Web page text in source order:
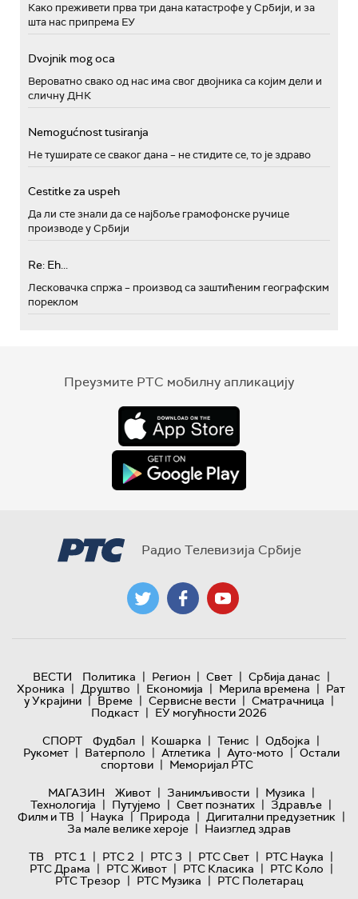
Како преживети прва три дана катастрофе у Србији, и за
шта нас припрема ЕУ
Dvojnik mog oca
Вероватно свако од нас има свог двојника са којим дели и
сличну ДНК
Nemogućnost tusiranja
Не туширате се сваког дана – не стидите се, то је здраво
Cestitke za uspeh
Да ли сте знали да се најбоље грамофонске ручице
производе у Србији
Re: Eh...
Лесковачка спржа – производ са заштићеним географским
пореклом
Преузмите РТС мобилну апликацију
Радио Телевизија Србије
ВЕСТИ Политика | Регион | Свет | Србија данас |
Хроника | Друштво | Економија | Мерила времена | Рат
у Украјини | Време | Сервисне вести | Сматрачница |
Подкаст | ЕУ могућности 2026
СПОРТ
Фудбал | Кошарка | Тенис | Одбојка |
Рукомет | Ватерполо | Атлетика | Ауто-мото | Остали
спортови | Меморијал РТС
МАГАЗИН
Живот | Занимљивости | Музика |
Технологијa | Путујемо | Свет познатих | Здравље |
Филм и ТВ | Наука | Природа | Дигитални предузетник |
За мале велике хероје | Наизглед здрав
ТВ
РТС 1 | РТС 2 | РТС 3 | РТС Свет | РТС Наука |
РТС Драма | РТС Живот | РТС Класика | РТС Коло |
РТС Трезор | РТС Музика | РТС Полетарац